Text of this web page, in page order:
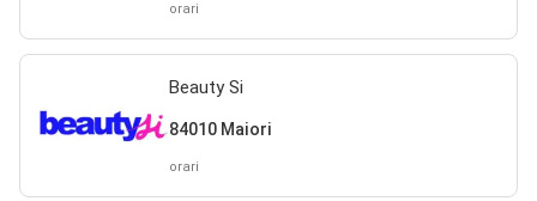
orari
Beauty Si
84010 Maiori
orari